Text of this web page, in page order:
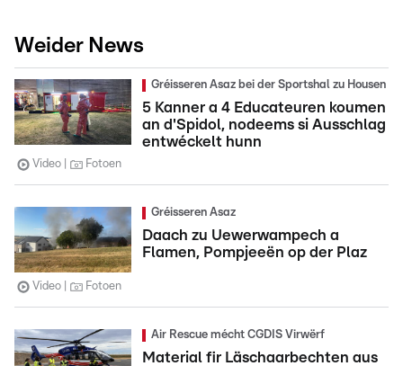
Weider News
Gréisseren Asaz bei der Sportshal zu Housen
5 Kanner a 4 Educateuren koumen
an d'Spidol, nodeems si Ausschlag
entwéckelt hunn
Video Fotoen
Gréisseren Asaz
Daach zu Uewerwampech a
Flamen, Pompjeeën op der Plaz
Video Fotoen
Air Rescue mécht CGDIS Virwërf
Material fir Läschaarbechten aus